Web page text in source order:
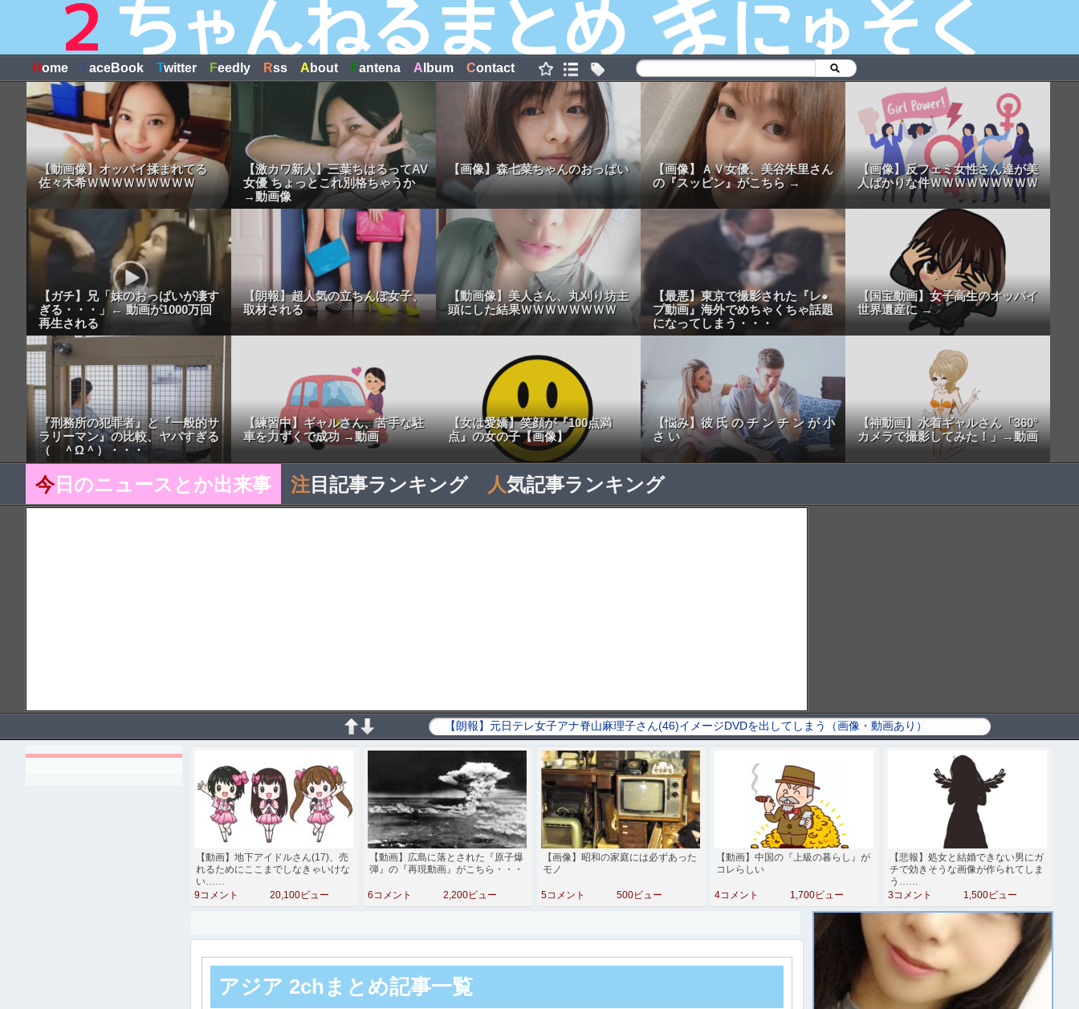
Home FaceBook Twitter Feedly Rss A bout Fantena A lbum Contact
【動画像】オッパイ揉まれてる
佐々木希ＷＷＷＷＷＷＷＷＷ
【激カワ新人】三葉ちはるってAV
女優 ちょっとこれ別格ちゃうか
→動画像
【画像】森七菜ちゃんのおっぱい
【画像】ＡＶ女優、美谷朱里さん
の『スッピン』がこちら →
【画像】反フェミ女性さん達が美
人ばかりな件ＷＷＷＷＷＷＷＷＷ
【ガチ】兄「妹のおっぱいが凄す
ぎる・・・」← 動画が1000万回
再生される
【朗報】超人気の立ちんぼ女子、
取材される
【動画像】美人さん、丸刈り坊主
頭にした結果ＷＷＷＷＷＷＷＷ
【最悪】東京で撮影された『レ●
プ動画』海外でめちゃくちゃ話題
になってしまう・・・
【国宝動画】女子高生のオッパイ
世界遺産に →
『刑務所の犯罪者』と『一般的サ
ラリーマン』の比較、ヤバすぎる
（ ＾Ω＾）・・・
【練習中】ギャルさん、苦手な駐
車を力ずくで成功 →動画
【女は愛嬌】笑顔が『100点満
点』の女の子【画像】
【悩み】彼 氏 の チ ン チ ン が 小
さ い
【神動画】水着ギャルさん「360°
カメラで撮影してみた！」→動画
今日のニュースとか出来事 注 目記事ランキング 人気記事ランキング
【動画】地下アイドルさん(17)、売
れるためにここまでしなきゃいけな
い……
9コメント
20,100ビュー
【動画】広島に落とされた『原子爆
弾』の『再現動画』がこちら・・・
6コメント 2,200ビュー
【画像】昭和の家庭には必ずあった
モノ
5コメント 500ビュー
【動画】中国の『上級の暮らし』が
コレらしい
4コメント 1,700ビュー
【悲報】処女と結婚できない男にガ
チで効きそうな画像が作られてしま
う……
3コメント
1,500ビュー
アジア 2chまとめ記事一覧